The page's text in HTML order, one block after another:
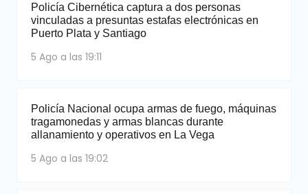
Policía Cibernética captura a dos personas
vinculadas a presuntas estafas electrónicas en
Puerto Plata y Santiago
5 Ago a las 19:11
Policía Nacional ocupa armas de fuego, máquinas
tragamonedas y armas blancas durante
allanamiento y operativos en La Vega
5 Ago a las 19:02